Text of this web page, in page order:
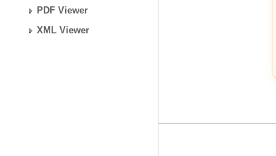
PDF Viewer
XML Viewer